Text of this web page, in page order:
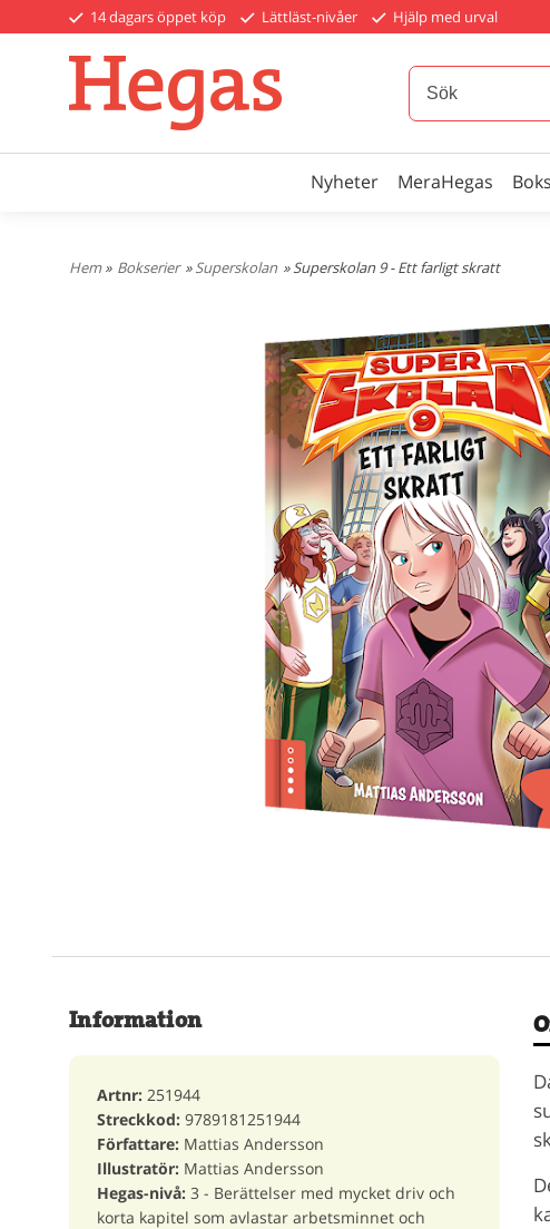
14 dagars öppet köp Lättläst-nivåer Hjälp med urval
Nyheter MeraHegas
Hem» Bokserier »Superskolan » Superskolan 9 - Ett farligt skratt
Information
Artnr: 251944
Streckkod: 9789181251944
Författare: Mattias Andersson
Illustratör: Mattias Andersson
Hegas-nivå: 3 - Berättelser med mycket driv och
korta kapitel som avlastar arbetsminnet och